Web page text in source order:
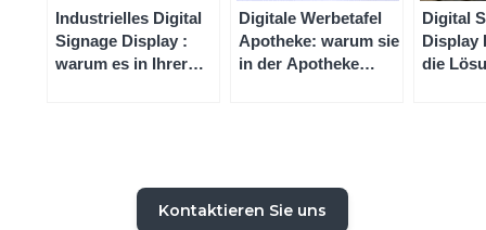
Industrielles Digital
Signage Display :
warum es in Ihrer
Digitale Werbetafel
Apotheke: warum sie
in der Apotheke
Digital
Display
die
Kontaktieren Sie uns